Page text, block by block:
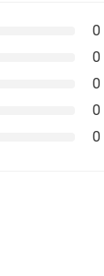
0
0
0
0
0